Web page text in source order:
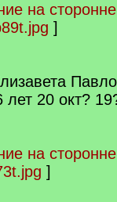
на
]
лет 20 окт?
на
]